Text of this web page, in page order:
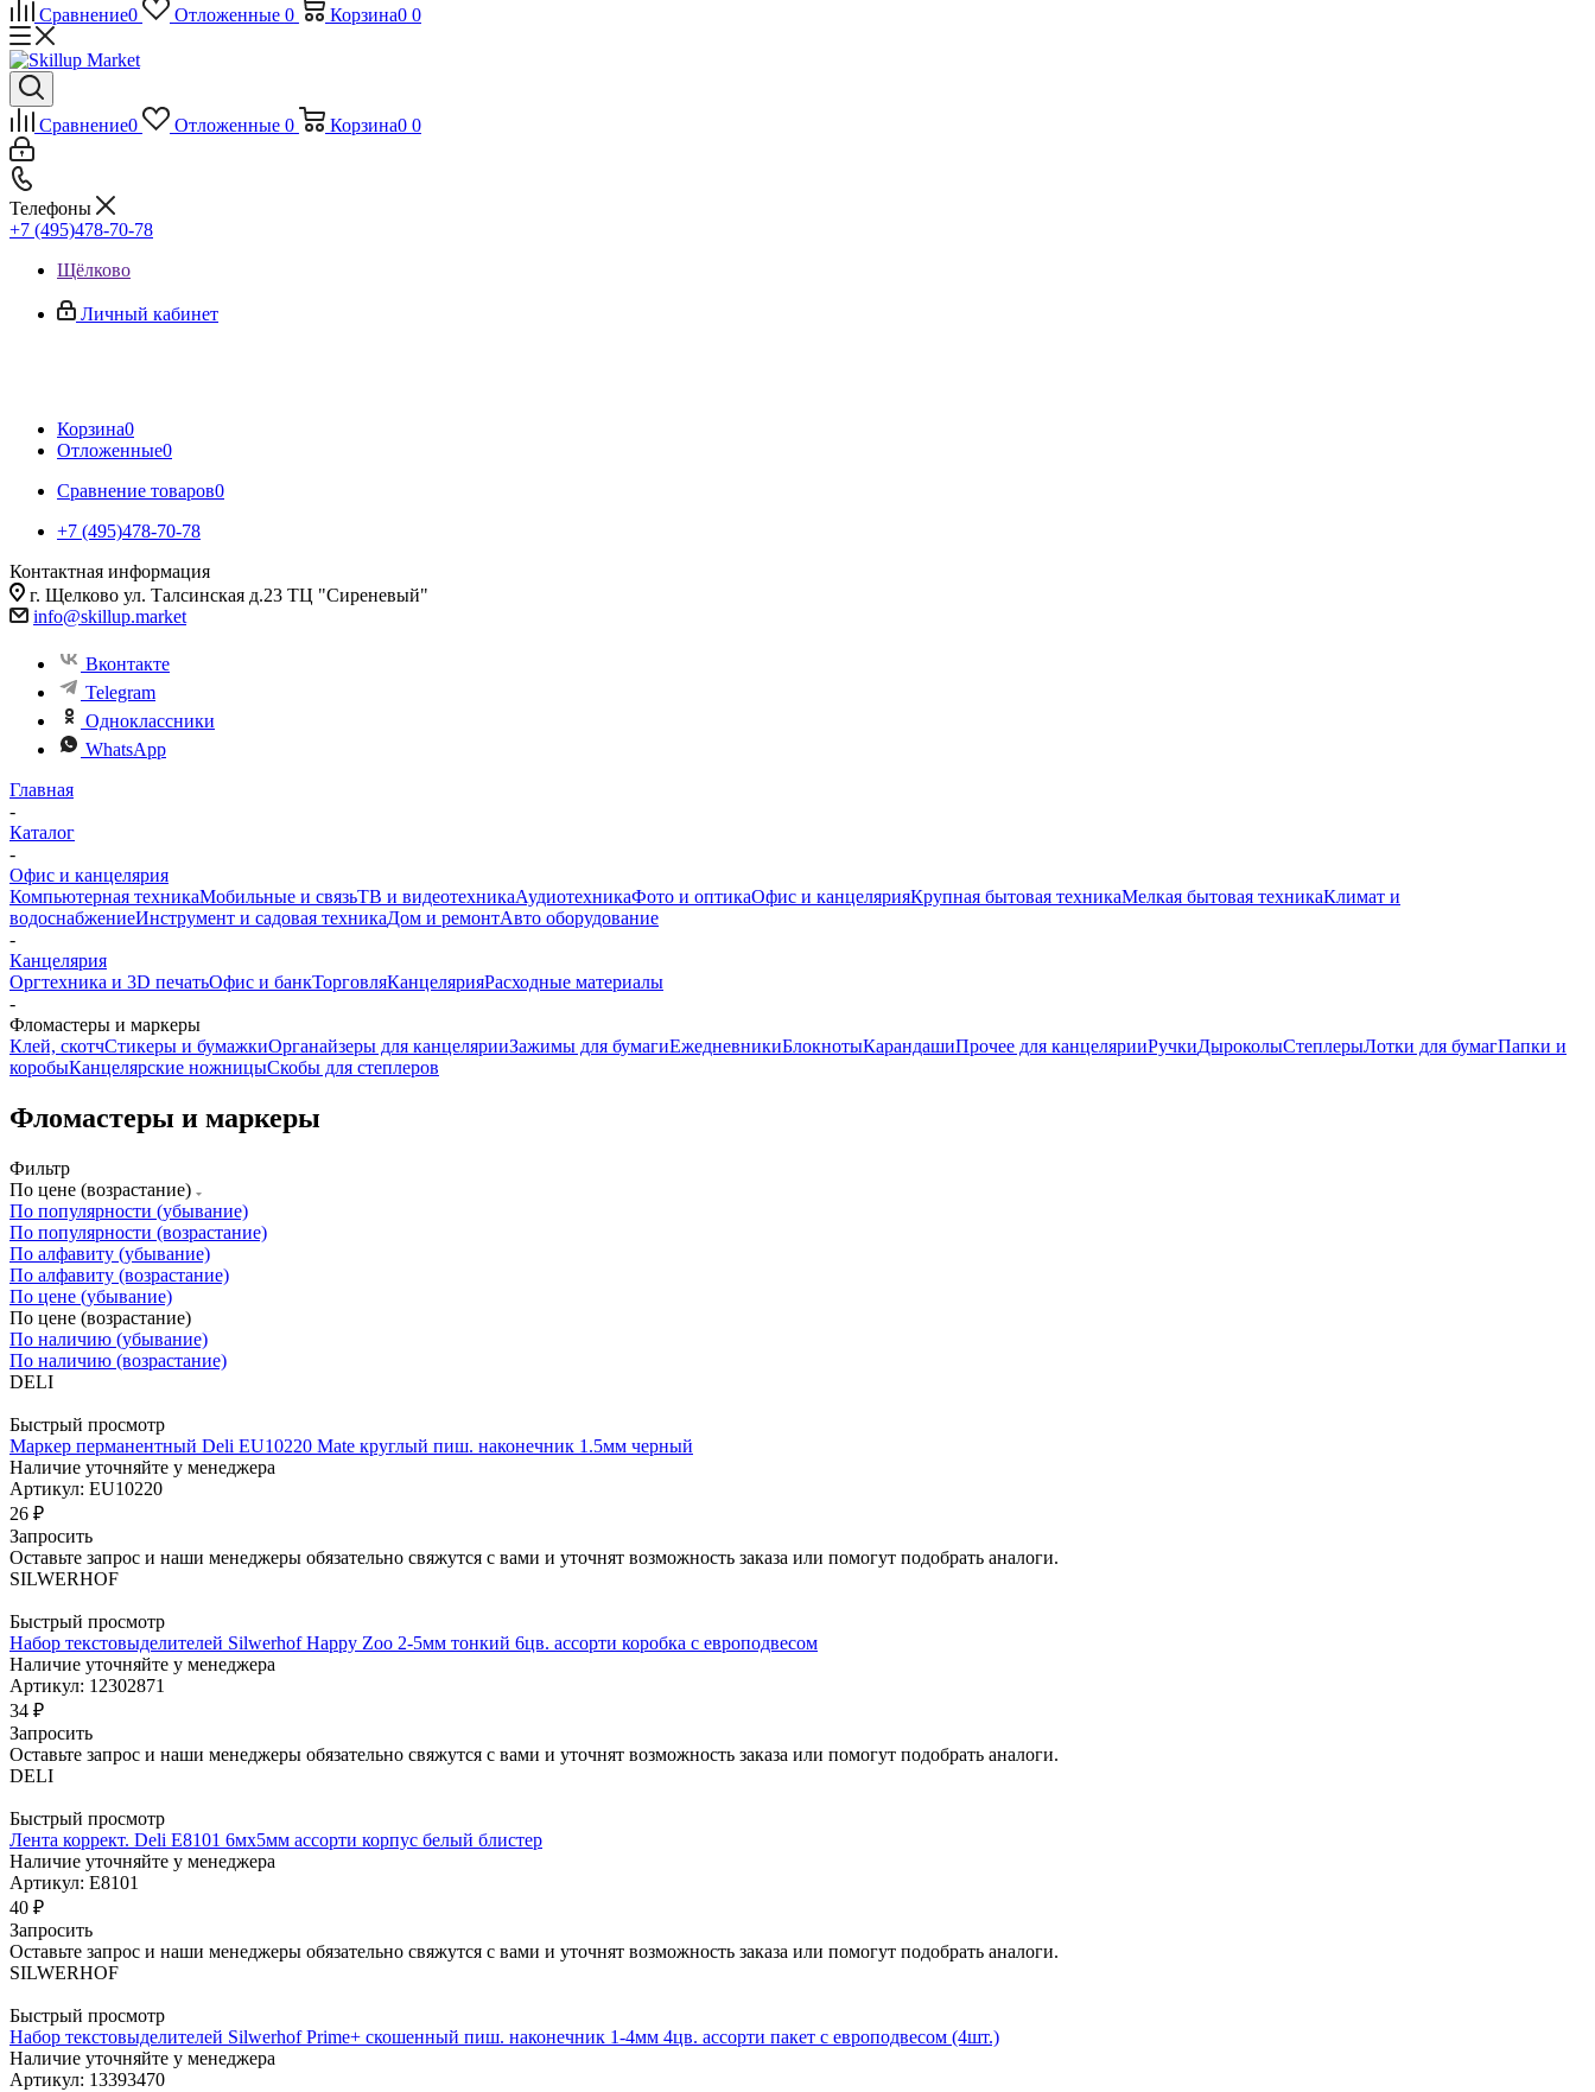
Сравнение0 Отложенные 0 Корзина0 0
Сравнение0 Отложенные 0 Корзина0 0
Телефоны
+7 (495)478-70-78
Щёлково
Личный кабинет
Корзина0
Отложенные0
Сравнение товаров0
+7 (495)478-70-78
Контактная информация
г. Щелково ул. Талсинская д.23 ТЦ "Сиреневый"
info@skillup.market
Вконтакте
Telegram
Одноклассники
WhatsApp
Главная
-
Каталог
-
Офис и канцелярия
Компьютерная техникаМобильные и связьТВ и видеотехникаАудиотехникаФото и оптикаОфис и канцелярияКрупная бытовая техникаМелкая бытовая техникаКлимат и
водоснабжениеИнструмент и садовая техникаДом и ремонтАвто оборудование
-
Канцелярия
Оргтехника и 3D печатьОфис и банкТорговляКанцелярияРасходные материалы
-
Фломастеры и маркеры
Клей, скотчСтикеры и бумажкиОрганайзеры для канцелярииЗажимы для бумагиЕжедневникиБлокнотыКарандашиПрочее для канцелярииРучкиДыроколыСтеплерыЛотки для бумагПапки и
коробыКанцелярские ножницыСкобы для степлеров
Фломастеры и маркеры
Фильтр
По цене (возрастание)
По популярности (убывание)
По популярности (возрастание)
По алфавиту (убывание)
По алфавиту (возрастание)
По цене (убывание)
По цене (возрастание)
По наличию (убывание)
По наличию (возрастание)
DELI
Быстрый просмотр
Маркер перманентный Deli EU10220 Mate круглый пиш. наконечник 1.5мм черный
Наличие уточняйте у менеджера
Артикул: EU10220
26 ₽
Запросить
Оставьте запрос и наши менеджеры обязательно свяжутся с вами и уточнят возможность заказа или помогут подобрать аналоги.
SILWERHOF
Быстрый просмотр
Набор текстовыделителей Silwerhof Happy Zoo 2-5мм тонкий 6цв. ассорти коробка с европодвесом
Наличие уточняйте у менеджера
Артикул: 12302871
34 ₽
Запросить
Оставьте запрос и наши менеджеры обязательно свяжутся с вами и уточнят возможность заказа или помогут подобрать аналоги.
DELI
Быстрый просмотр
Лента коррект. Deli E8101 6мх5мм ассорти корпус белый блистер
Наличие уточняйте у менеджера
Артикул: E8101
40 ₽
Запросить
Оставьте запрос и наши менеджеры обязательно свяжутся с вами и уточнят возможность заказа или помогут подобрать аналоги.
SILWERHOF
Быстрый просмотр
Набор текстовыделителей Silwerhof Prime+ скошенный пиш. наконечник 1-4мм 4цв. ассорти пакет с европодвесом (4шт.)
Наличие уточняйте у менеджера
Артикул: 13393470